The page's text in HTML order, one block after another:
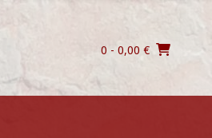
0 - 0,00 €